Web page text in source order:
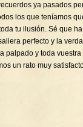
ya pasados
los que teníamos
tu ilusión. Sé que ha
perfecto y la
palpado y toda vuestra
un rato muy